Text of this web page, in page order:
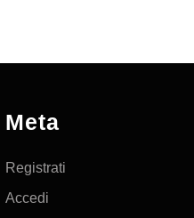
Meta
Registrati
Accedi